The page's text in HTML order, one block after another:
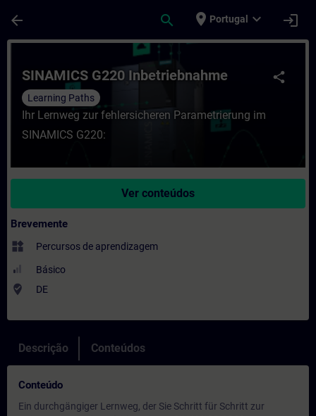
arrow_back search place Portugal expand_more login
Curso - SINAMICS G220
share
SINAMICS G220 Inbetriebnahme
Learning Paths
Ihr Lernweg zur fehlersicheren Parametrierung im
SINAMICS G220:
Ver conteúdos
Brevemente
widgets Percursos de aprendizagem
Básico
where_to_vote DE
Descrição Conteúdos
Conteúdo
Ein durchgängiger Lernweg, der Sie Schritt für Schritt zur